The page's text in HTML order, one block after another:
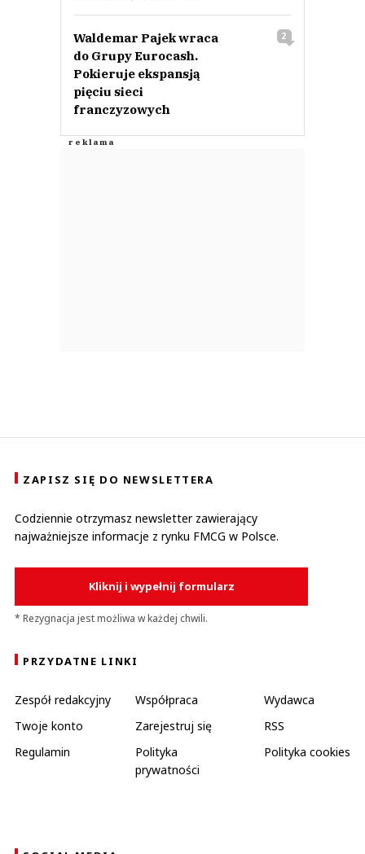
Waldemar Pajek wraca
do Grupy Eurocash.
Pokieruje ekspansją
pięciu sieci
franczyzowych
2
ZAPISZ SIĘ DO NEWSLETTERA
Codziennie otrzymasz newsletter zawierający
najważniejsze informacje z rynku FMCG w Polsce.
Kliknij i wypełnij formularz
* Rezygnacja jest możliwa w każdej chwili.
PRZYDATNE LINKI
Zespół redakcyjny Współpraca
Wydawca
Twoje konto
Zarejestruj się
RSS
Regulamin
Polityka
prywatności
Polityka cookies